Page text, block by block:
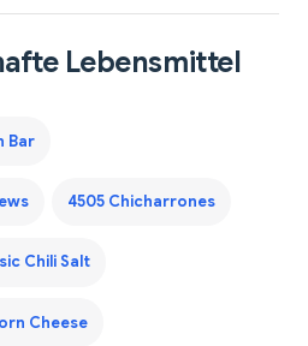
Lebensmittel
Bar
4505 Chicharrones
Chili Salt
Cheese